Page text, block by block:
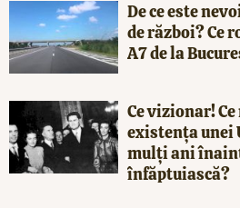
De ce este
de război? Ce
A7 de la
Ce vizionar!
existența unei
mulți ani
înfăptuiască?